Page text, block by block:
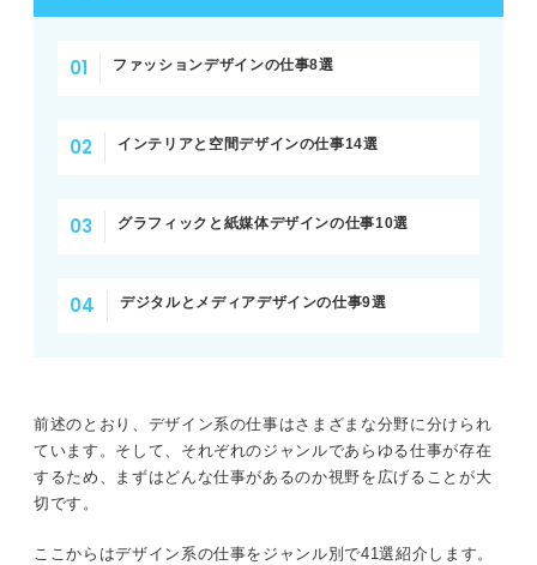
ファッションデザインの仕事8選
インテリアと空間デザインの仕事14選
グラフィックと紙媒体デザインの仕事10選
デジタルとメディアデザインの仕事9選
前述のとおり、デザイン系の仕事はさまざまな分野に分けられ
ています。そして、それぞれのジャンルであらゆる仕事が存在
するため、まずはどんな仕事があるのか視野を広げることが大
切です。
ここからはデザイン系の仕事をジャンル別で41選紹介します。